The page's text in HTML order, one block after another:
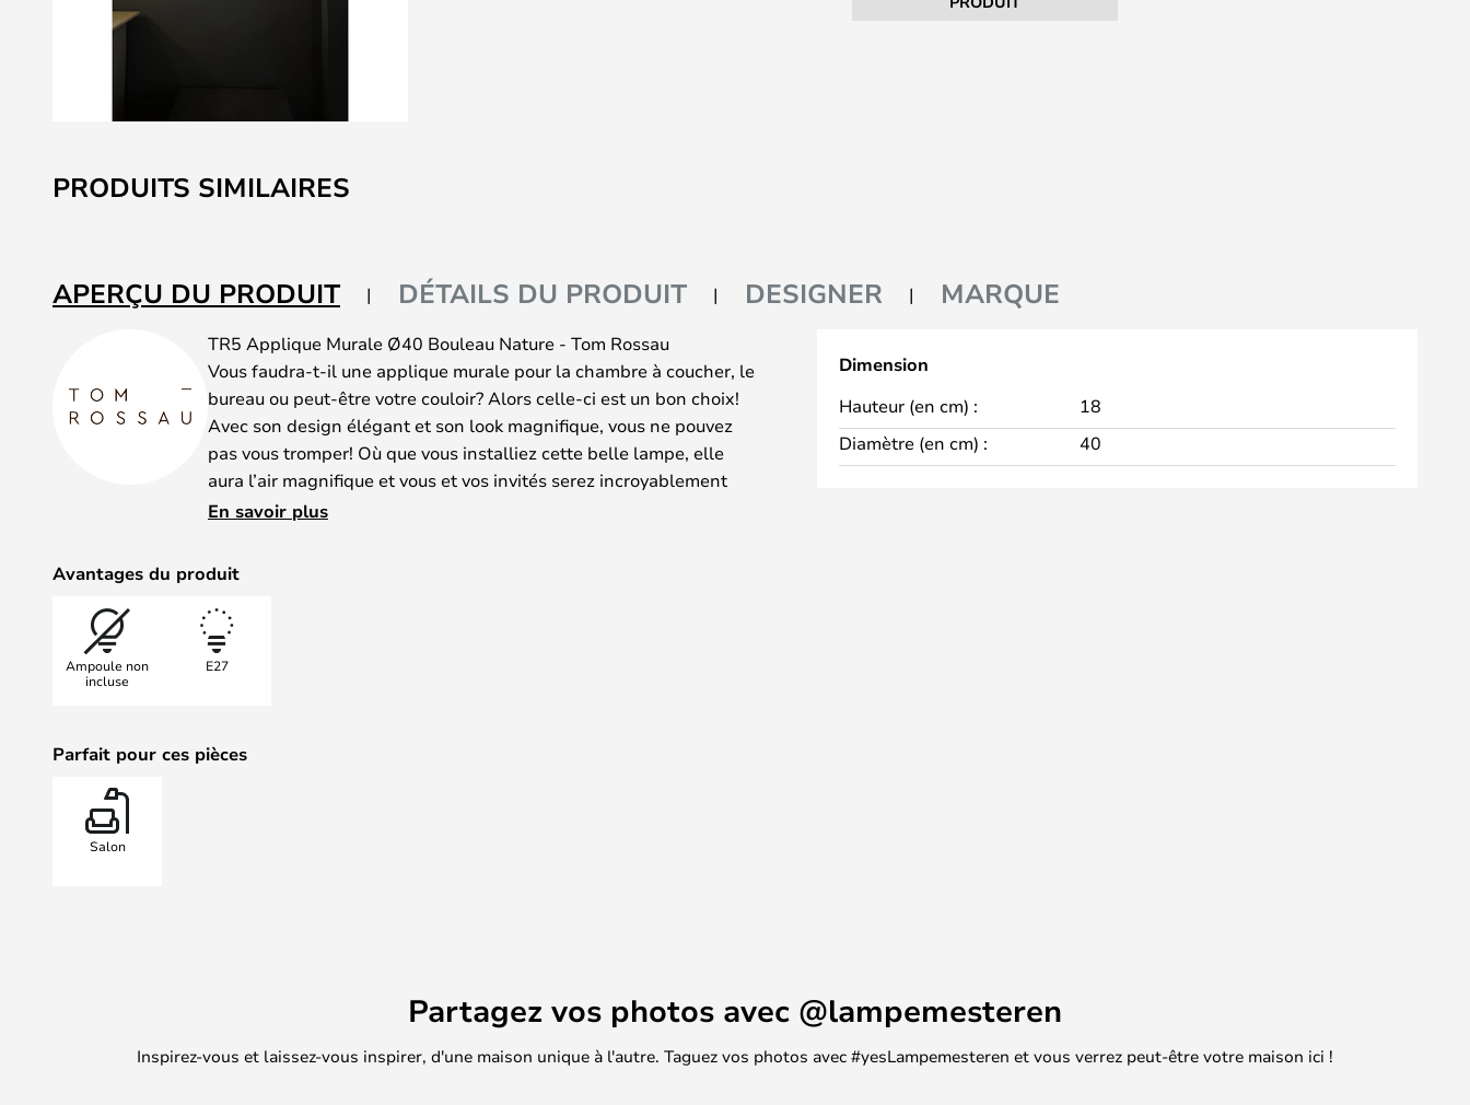
to
the
the
images
PRODUITS SIMILAIRES
APERÇU DU PRODUIT DÉTAILS DU PRODUIT DESIGNER MARQUE
TR5 Applique Murale Ø40 Bouleau Nature - Tom Rossau
Vous faudra-t-il une applique murale pour la chambre à coucher, le
bureau ou peut-être votre couloir? Alors celle-ci est un bon choix!
Avec son design élégant et son look magnifique, vous ne pouvez
pas vous tromper! Où que vous installiez cette belle lampe, elle
aura l’air magnifique et vous et vos invités serez incroyablement
impressionnés par son bel aspect.
En savoir plus
Avantages du produit
Ampoule non
incluse
E27
Parfait pour ces pièces
Salon
Dimension
Hauteur (en cm) :
18
Diamètre (en cm) :
40
Partagez vos photos avec @lampemesteren
Inspirez-vous et laissez-vous inspirer, d'une maison unique à l'autre. Taguez vos photos avec #yesLampemesteren et vous verrez peut-être votre maison ici !